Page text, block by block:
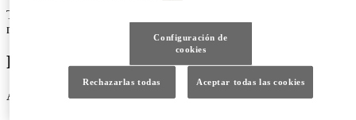
Tú eliges el importe de la entrada y el plazo a pagar según tus
necesidades.
PREDECIBLE
Al final del contrato el coche será totalmente tuyo.
Configuración de
cookies
Rechazarlas todas Aceptar todas las cookies